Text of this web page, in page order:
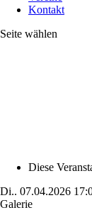
Kontakt
Seite wählen
Diese
Di.. 07.04.2026
Galerie